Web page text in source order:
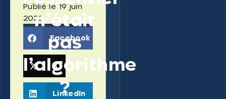
Publié le19 juin
2026
Facebook
X
LinkedIn
n’était
pas
l’algorithme
?